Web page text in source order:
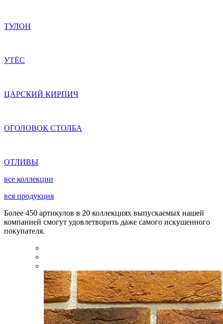
ТУЛОН
УТЁС
ЦАРСКИЙ КИРПИЧ
ОГОЛОВОК СТОЛБА
ОТЛИВЫ
все коллекции
вся продукция
Более 450 артикулов в 20 коллекциях выпускаемых нашей
компанией смогут удовлетворить даже самого искушенного
покупателя.